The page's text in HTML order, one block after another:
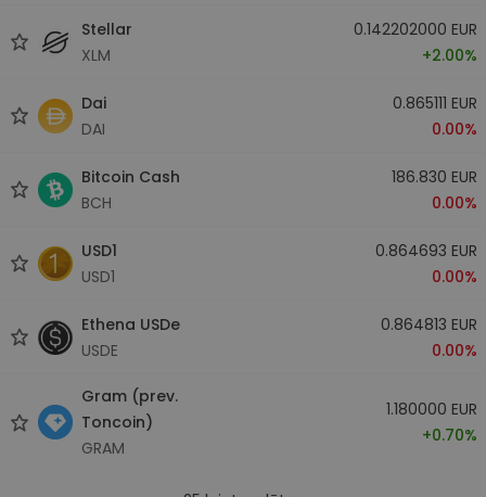
Stellar
XLM
0.142202000 EUR
+2.00%
Dai
DAI
0.865111 EUR
0.00%
Bitcoin Cash
BCH
186.830 EUR
0.00%
USD1
USD1
0.864693 EUR
0.00%
Ethena USDe
USDE
0.864813 EUR
0.00%
Gram (prev.
Toncoin)
GRAM
1.180000 EUR
+0.70%